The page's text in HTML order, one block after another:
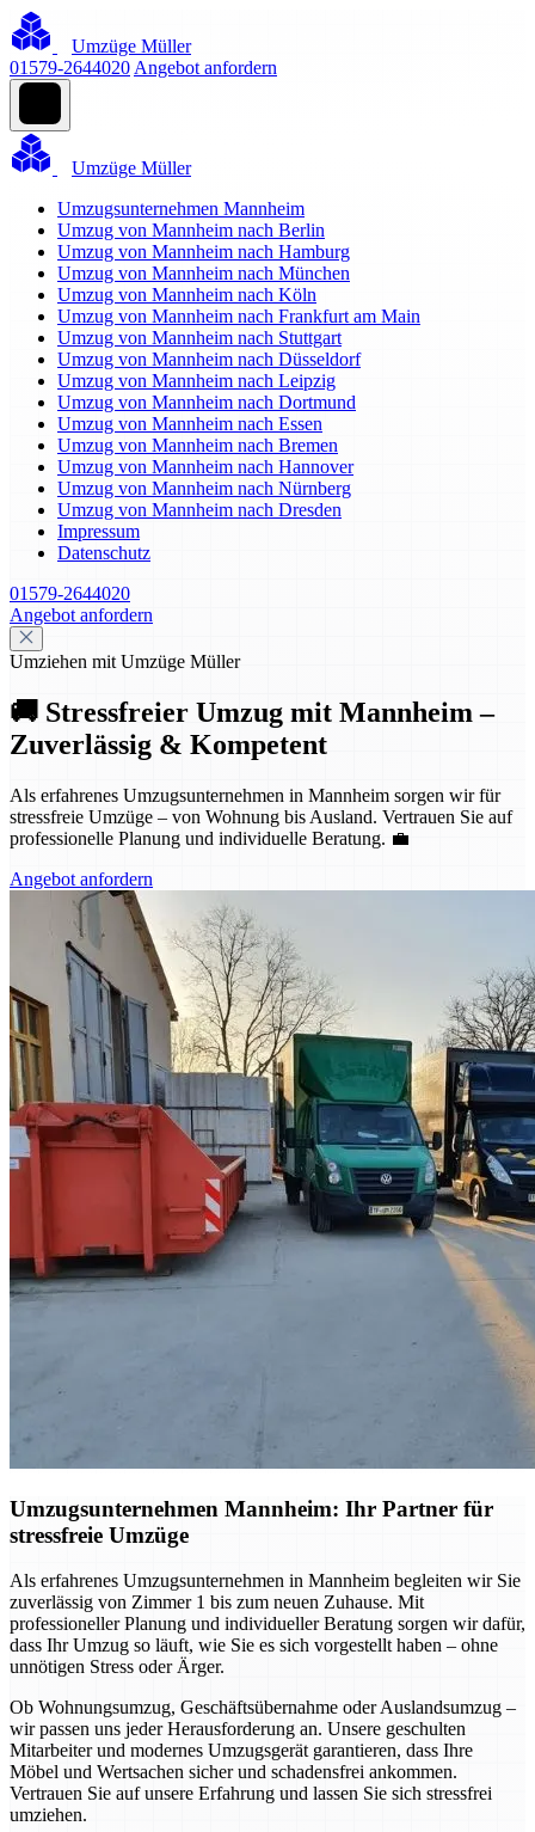
Umzüge Müller
01579-2644020 Angebot anfordern
Umzüge Müller
Umzugsunternehmen Mannheim
Umzug von Mannheim nach Berlin
Umzug von Mannheim nach Hamburg
Umzug von Mannheim nach München
Umzug von Mannheim nach Köln
Umzug von Mannheim nach Frankfurt am Main
Umzug von Mannheim nach Stuttgart
Umzug von Mannheim nach Düsseldorf
Umzug von Mannheim nach Leipzig
Umzug von Mannheim nach Dortmund
Umzug von Mannheim nach Essen
Umzug von Mannheim nach Bremen
Umzug von Mannheim nach Hannover
Umzug von Mannheim nach Nürnberg
Umzug von Mannheim nach Dresden
Impressum
Datenschutz
01579-2644020
Angebot anfordern
Umziehen mit Umzüge Müller
🚚 Stressfreier Umzug mit Mannheim –
Zuverlässig & Kompetent
Als erfahrenes Umzugsunternehmen in Mannheim sorgen wir für
stressfreie Umzüge – von Wohnung bis Ausland. Vertrauen Sie auf
professionelle Planung und individuelle Beratung. 💼
Angebot anfordern
Umzugsunternehmen Mannheim: Ihr Partner für
stressfreie Umzüge
Als erfahrenes Umzugsunternehmen in Mannheim begleiten wir Sie
zuverlässig von Zimmer 1 bis zum neuen Zuhause. Mit
professioneller Planung und individueller Beratung sorgen wir dafür,
dass Ihr Umzug so läuft, wie Sie es sich vorgestellt haben – ohne
unnötigen Stress oder Ärger.
Ob Wohnungsumzug, Geschäftsübernahme oder Auslandsumzug –
wir passen uns jeder Herausforderung an. Unsere geschulten
Mitarbeiter und modernes Umzugsgerät garantieren, dass Ihre
Möbel und Wertsachen sicher und schadensfrei ankommen.
Vertrauen Sie auf unsere Erfahrung und lassen Sie sich stressfrei
umziehen.